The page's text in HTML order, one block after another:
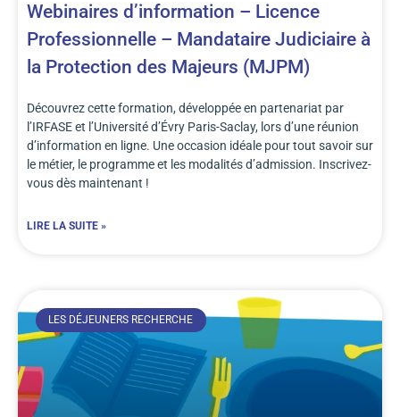
Webinaires d’information – Licence
Professionnelle – Mandataire Judiciaire à
la Protection des Majeurs (MJPM)
Découvrez cette formation, développée en partenariat par
l’IRFASE et l’Université d’Évry Paris-Saclay, lors d’une réunion
d’information en ligne. Une occasion idéale pour tout savoir sur
le métier, le programme et les modalités d’admission. Inscrivez-
vous dès maintenant !
LIRE LA SUITE »
LES DÉJEUNERS RECHERCHE